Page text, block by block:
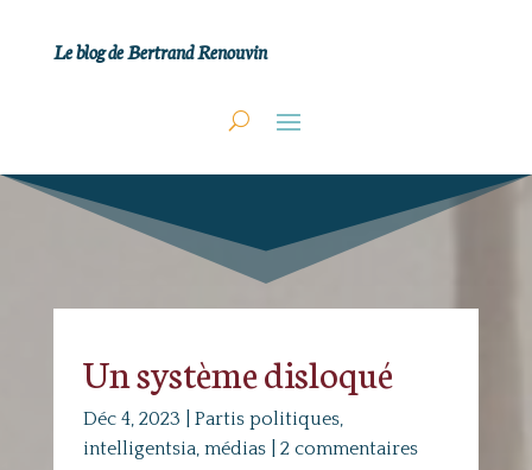
Le blog de Bertrand Renouvin
Un système disloqué
Déc 4, 2023
Partis politiques,
intelligentsia, médias| 2 commentaires